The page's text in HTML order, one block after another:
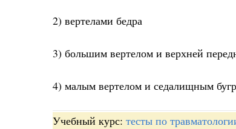
2) вертелами бедра
3) большим вертелом и верхней
4) малым вертелом и седалищным
Учебный курс: тесты по